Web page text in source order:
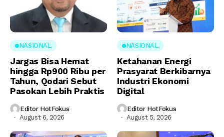
NASIONAL
Jargas Bisa Hemat
hingga Rp900 Ribu per
Tahun, Qodari Sebut
Pasokan Lebih Praktis
Editor HotFokus
August 6, 2026
NASIONAL
Ketahanan Energi
Prasyarat Berkibarnya
Industri Ekonomi
Digital
Editor HotFokus
August 5, 2026